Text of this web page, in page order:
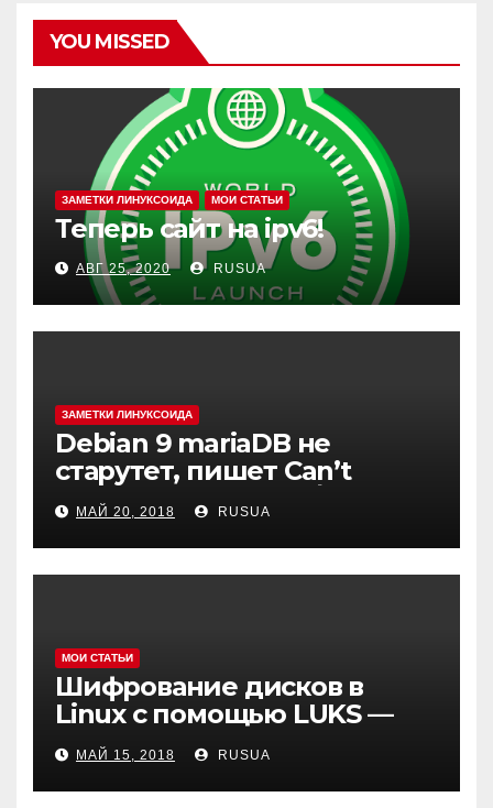
YOU MISSED
ЗАМЕТКИ ЛИНУКСОИДА МОИ СТАТЬИ
Теперь сайт на ipv6!
АВГ 25, 2020 RUSUA
ЗАМЕТКИ ЛИНУКСОИДА
Debian 9 mariaDB не
старутет, пишет Can’t
create test file или /mysqld:
Can’t change dir to
МАЙ 20, 2018 RUSUA
МОИ СТАТЬИ
Шифрование дисков в
Linux с помощью LUKS —
cryptsetup
МАЙ 15, 2018 RUSUA